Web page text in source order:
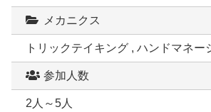
メカニクス
トリックテイキング , ハンドマネー
参加人数
2人～5人